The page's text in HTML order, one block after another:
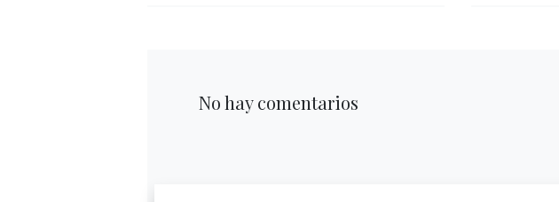
No hay comentarios